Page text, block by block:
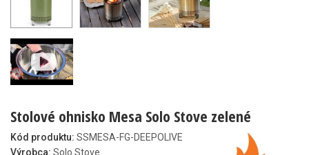
Stolové ohnisko Mesa Solo Stove zelené
Kód produktu: SSMESA-FG-DEEPOLIVE
Výrobca: Solo Stove